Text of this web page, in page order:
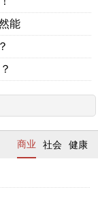
能
商业 社会 健康